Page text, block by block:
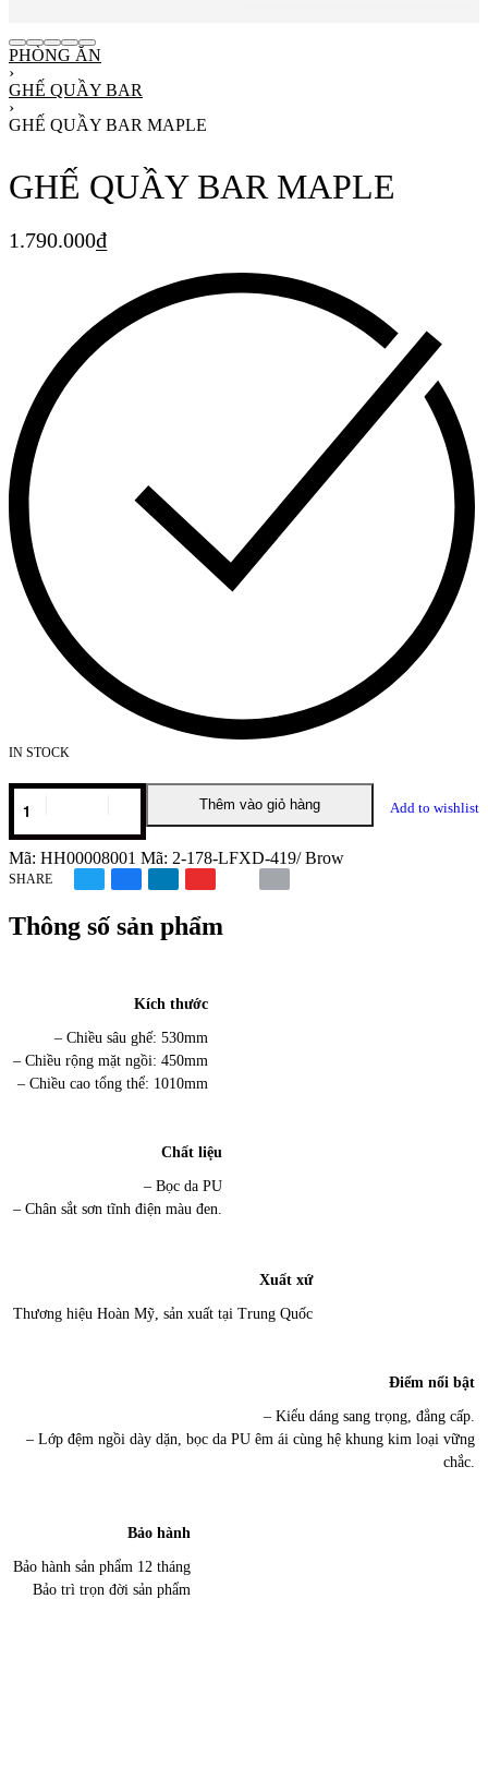
PHÒNG ĂN
›
GHẾ QUẦY BAR
›
GHẾ QUẦY BAR MAPLE
GHẾ QUẦY BAR MAPLE
1.790.000₫
IN STOCK
GHẾ
QUẦY
BAR
MAPLE
số
lượng
Thêm vào giỏ hàng Add to wishlist
Mã: HH00008001 Mã: 2-178-LFXD-419/ Brow
SHARE
Thông số sản phẩm
Kích thước
– Chiều sâu ghế: 530mm
– Chiều rộng mặt ngồi: 450mm
– Chiều cao tổng thể: 1010mm
Chất liệu
– Bọc da PU
– Chân sắt sơn tĩnh điện màu đen.
Xuất xứ
Thương hiệu Hoàn Mỹ, sản xuất tại Trung Quốc
Điểm nổi bật
– Kiểu dáng sang trọng, đẳng cấp.
– Lớp đệm ngồi dày dặn, bọc da PU êm ái cùng hệ khung kim loại vững
chắc.
Bảo hành
Bảo hành sản phẩm 12 tháng
Bảo trì trọn đời sản phẩm